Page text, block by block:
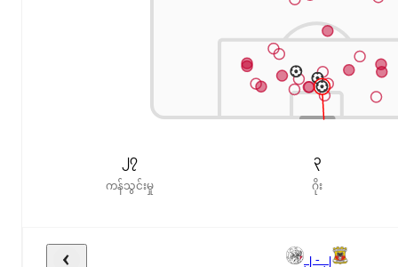
၂၇
ကန်သွင်းမှု
၃
ဂိုး
၂ - ၂